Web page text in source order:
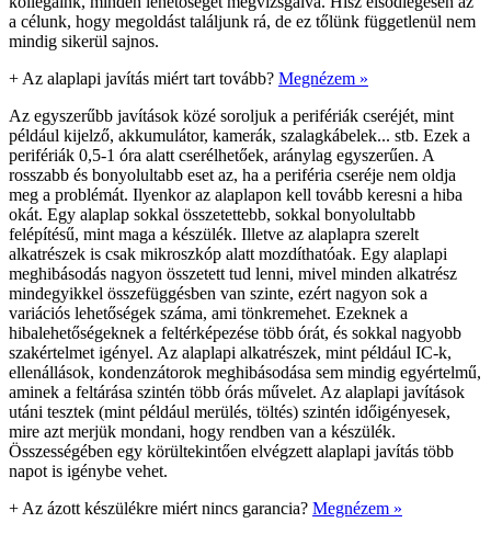
a célunk, hogy megoldást találjunk rá, de ez tőlünk függetlenül nem
mindig sikerül sajnos.
+ Az alaplapi javítás miért tart tovább? Megnézem »
Az egyszerűbb javítások közé soroljuk a perifériák cseréjét, mint
például kijelző, akkumulátor, kamerák, szalagkábelek... stb. Ezek a
perifériák 0,5-1 óra alatt cserélhetőek, aránylag egyszerűen. A
rosszabb és bonyolultabb eset az, ha a periféria cseréje nem oldja
meg a problémát. Ilyenkor az alaplapon kell tovább keresni a hiba
okát. Egy alaplap sokkal összetettebb, sokkal bonyolultabb
felépítésű, mint maga a készülék. Illetve az alaplapra szerelt
alkatrészek is csak mikroszkóp alatt mozdíthatóak. Egy alaplapi
meghibásodás nagyon összetett tud lenni, mivel minden alkatrész
mindegyikkel összefüggésben van szinte, ezért nagyon sok a
variációs lehetőségek száma, ami tönkremehet. Ezeknek a
hibalehetőségeknek a feltérképezése több órát, és sokkal nagyobb
szakértelmet igényel. Az alaplapi alkatrészek, mint például IC-k,
ellenállások, kondenzátorok meghibásodása sem mindig egyértelmű,
aminek a feltárása szintén több órás művelet. Az alaplapi javítások
utáni tesztek (mint például merülés, töltés) szintén időigényesek,
mire azt merjük mondani, hogy rendben van a készülék.
Összességében egy körültekintően elvégzett alaplapi javítás több
napot is igénybe vehet.
+ Az ázott készülékre miért nincs garancia? Megnézem »